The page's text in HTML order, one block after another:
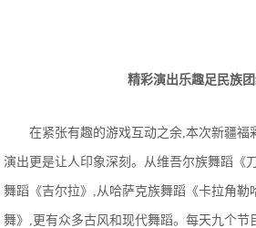
精彩演出乐趣足 民族
在紧张有趣的游戏互动之余,本次新疆福
演出更是让人印象深刻。从维吾尔族舞蹈《
舞蹈《吉尔拉》,从哈萨克族舞蹈《卡拉角勒
舞》,更有众多古风和现代舞蹈。每天九个节